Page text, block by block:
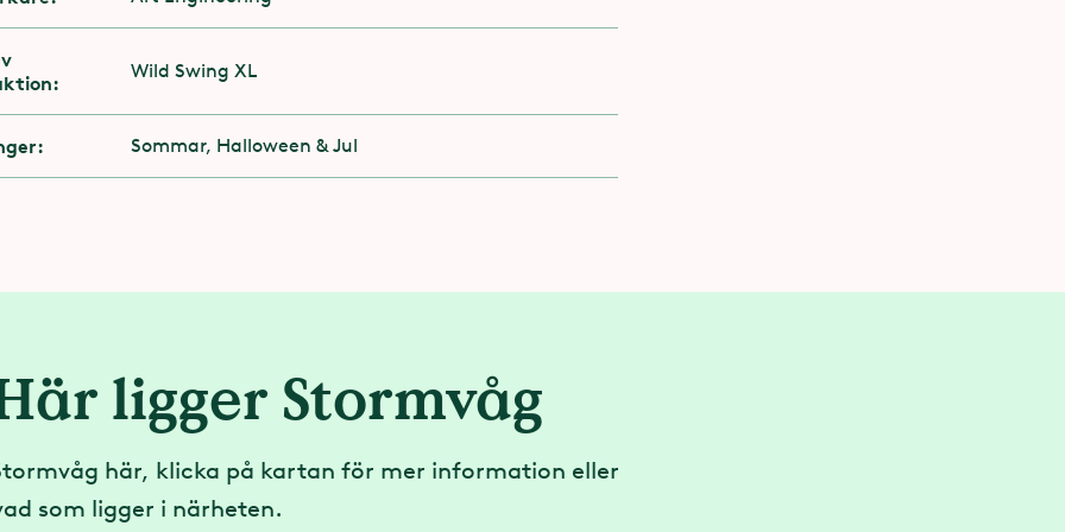
Wild Swing XL​
Sommar, Halloween & Jul
du rullstol behöver du kunna förflytta dig själv eller med
ledsagare mellan din rullstol och attraktionens gondol​
med gips​
är entrén via attraktionens utgång.
Kö och kan gå i trappor ska du gå in genom den
ligger Stormvåg
här, klicka på kartan för mer information eller
som ligger i närheten.